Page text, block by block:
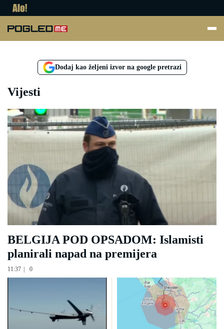
Dodaj kao željeni izvor na google pretrazi
Vijesti
BELGIJA POD OPSADOM: Islamisti
planirali napad na premijera
11:37 0